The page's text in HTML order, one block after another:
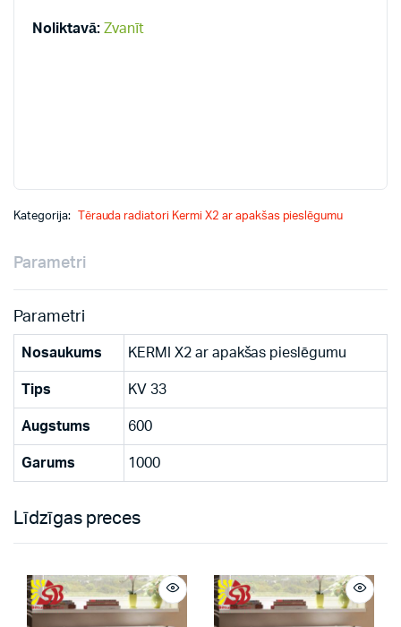
quantity
Noliktavā: Zvanīt
Kategorija: Tērauda radiatori Kermi X2 ar apakšas pieslēgumu
Parametri
Parametri
Nosaukums KERMI X2 ar apakšas pieslēgumu
Tips KV 33
Augstums 600
Garums 1000
Līdzīgas preces